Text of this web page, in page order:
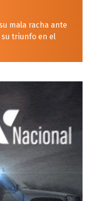
mala racha ante
su triunfo en el